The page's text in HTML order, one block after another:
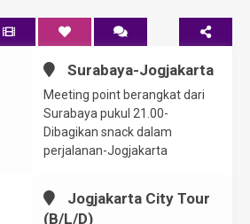
Surabaya-Jogjakarta
Meeting point berangkat dari
Surabaya pukul 21.00-
Dibagikan snack dalam
perjalanan-Jogjakarta
Jogjakarta City Tour
(B/L/D)